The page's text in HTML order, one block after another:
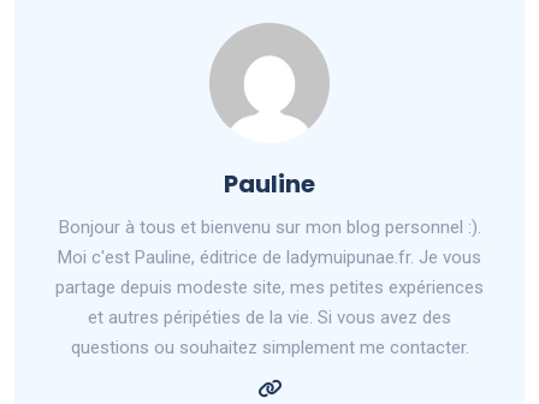
Pauline
Bonjour à tous et bienvenu sur mon blog personnel :).
Moi c'est Pauline, éditrice de ladymuipunae.fr. Je vous
partage depuis modeste site, mes petites expériences
et autres péripéties de la vie. Si vous avez des
questions ou souhaitez simplement me contacter.